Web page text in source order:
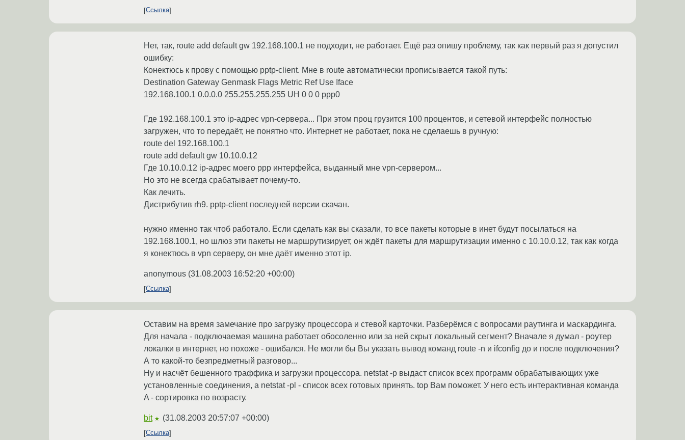
Ссылка
Нет, так, route add default gw 192.168.100.1 не подходит, не работает. Ещё раз опишу проблему, так как первый раз я допустил
ошибку:
Конектюсь к прову с помощью pptp-client. Мне в route автоматически прописывается такой путь:
Destination Gateway Genmask Flags Metric Ref Use Iface
192.168.100.1 0.0.0.0 255.255.255.255 UH 0 0 0 ppp0
Где 192.168.100.1 это ip-адрес vpn-сервера... При этом проц грузится 100 процентов, и сетевой интерфейс полностью
загружен, что то передаёт, не понятно что. Интернет не работает, пока не сделаешь в ручную:
route del 192.168.100.1
route add default gw 10.10.0.12
Где 10.10.0.12 ip-адрес моего ppp интерфейса, выданный мне vpn-сервером...
Но это не всегда срабатывает почему-то.
Как лечить.
Дистрибутив rh9. pptp-client последней версии скачан.
нужно именно так чтоб работало. Если сделать как вы сказали, то все пакеты которые в инет будут посылаться на
192.168.100.1, но шлюз эти пакеты не маршрутизирует, он ждёт пакеты для маршрутизации именно с 10.10.0.12, так как когда
я конектюсь в vpn серверу, он мне даёт именно этот ip.
anonymous (31.08.2003 16:52:20 +00:00)
Ссылка
Оставим на время замечание про загрузку процессора и стевой карточки. Разберёмся с вопросами раутинга и маскардинга.
Для начала - подключаемая машина работает обосоленно или за ней скрыт локальный сегмент? Вначале я думал - роутер
локалки в интернет, но похоже - ошибался. Не могли бы Вы указать вывод команд route -n и ifconfig до и после подключения?
А то какой-то безпредметный разговор...
Ну и насчёт бешенного траффика и загрузки процессора. netstat -p выдаст список всех программ обрабатывающих уже
установленные соединения, а netstat -pl - список всех готовых принять. top Вам поможет. У него есть интерактивная команда
A - сортировка по возрасту.
bit ★ (31.08.2003 20:57:07 +00:00)
Ссылка